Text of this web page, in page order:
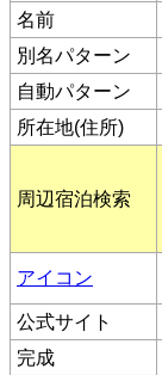
名前
別名パターン
自動パターン
所在地(住所)
周辺宿泊検索
アイコン
公式サイト
完成